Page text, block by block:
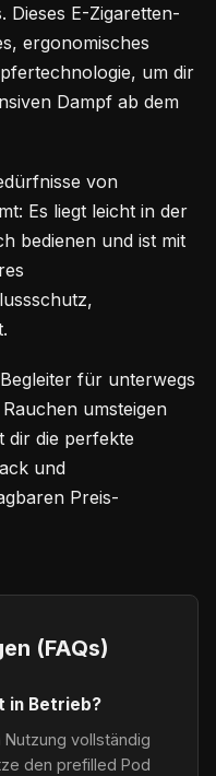
Dieses E-Zigaretten-
ergonomisches
um dir
Dampf ab dem
von
Es liegt leicht in der
bedienen und ist mit
für unterwegs
umsteigen
dir die perfekte
und
Preis-
(FAQs)
in Betrieb?
vollständig
den prefilled Pod